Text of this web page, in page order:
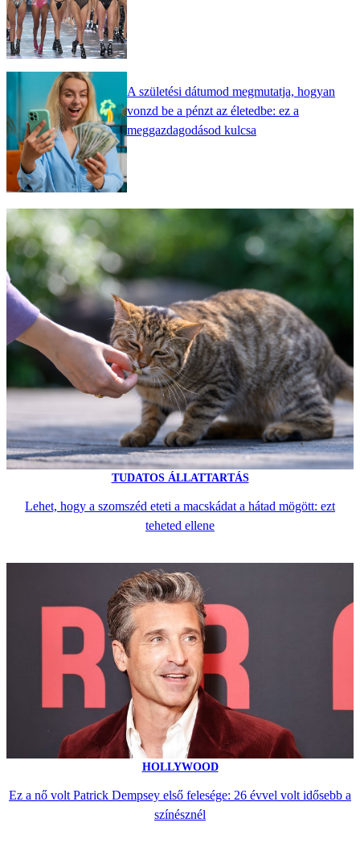
A születési dátumod megmutatja, hogyan
vonzd be a pénzt az életedbe: ez a
meggazdagodásod kulcsa
TUDATOS ÁLLATTARTÁS
Lehet, hogy a szomszéd eteti a macskádat a hátad mögött: ezt
teheted ellene
HOLLYWOOD
Ez a nő volt Patrick Dempsey első felesége: 26 évvel volt idősebb a
színésznél